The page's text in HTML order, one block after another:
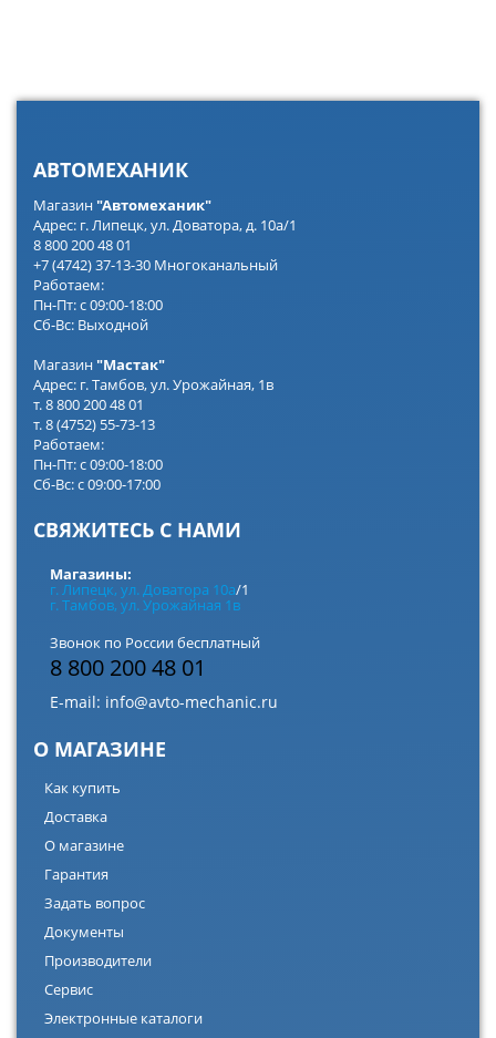
АВТОМЕХАНИК
Магазин"Автомеханик"
Адрес: г. Липецк, ул. Доватора, д. 10а/1
8 800 200 48 01
+7 (4742) 37-13-30 Многоканальный
Работаем:
Пн-Пт: с 09:00-18:00
Сб-Вс: Выходной
Магазин"Мастак"
Адрес: г. Тамбов, ул. Урожайная, 1в
т. 8 800 200 48 01
т. 8 (4752) 55-73-13
Работаем:
Пн-Пт: с 09:00-18:00
Сб-Вс: с 09:00-17:00
СВЯЖИТЕСЬ С НАМИ
Магазины:
г. Липецк, ул. Доватора 10а/1
г. Тамбов, ул. Урожайная 1в
Звонок по России бесплатный
8 800 200 48 01
E-mail: info@avto-mechanic.ru
О МАГАЗИНЕ
Как купить
Доставка
О магазине
Гарантия
Задать вопрос
Документы
Производители
Сервис
Электронные каталоги